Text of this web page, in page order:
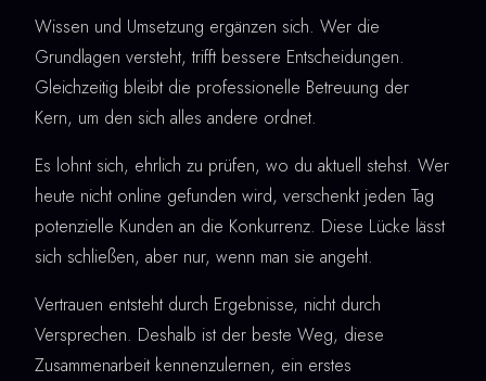
Wissen und Umsetzung ergänzen sich. Wer die
Grundlagen versteht, trifft bessere Entscheidungen.
Gleichzeitig bleibt die professionelle Betreuung der
Kern, um den sich alles andere ordnet.
Es lohnt sich, ehrlich zu prüfen, wo du aktuell stehst. Wer
heute nicht online gefunden wird, verschenkt jeden Tag
potenzielle Kunden an die Konkurrenz. Diese Lücke lässt
sich schließen, aber nur, wenn man sie angeht.
Vertrauen entsteht durch Ergebnisse, nicht durch
Versprechen. Deshalb ist der beste Weg, diese
Zusammenarbeit kennenzulernen, ein erstes